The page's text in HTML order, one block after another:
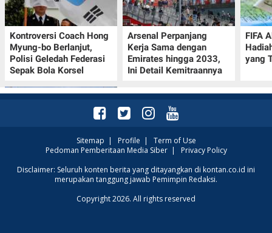
Kontroversi Coach Hong
Myung-bo Berlanjut,
Polisi Geledah Federasi
Sepak Bola Korsel
Arsenal Perpanjang
Kerja Sama dengan
Emirates hingga 2033,
Ini Detail Kemitraannya
FIFA
yang
Prakiraan Cuaca Kota
Surabaya Hari Ini 7
Sitemap | Profile | Term of Use
Pedoman Pemberitaan Media Siber| Privacy Policy
Disclaimer: Seluruh konten berita yang ditayangkan di kontan.co.id ini
merupakan tanggung jawab Pemimpin Redaksi.
Copyright 2026. All rights reserved